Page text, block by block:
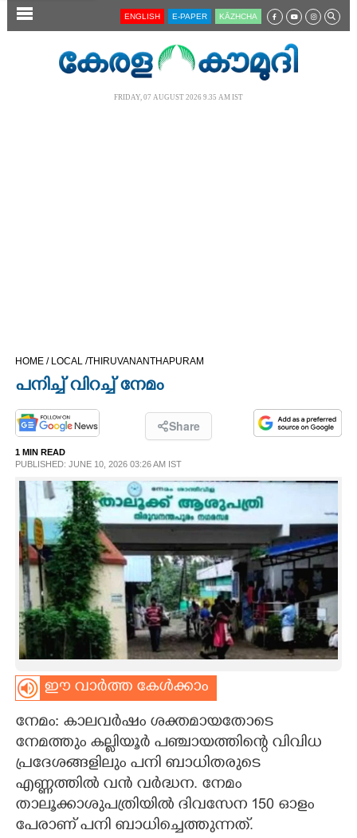
SECTIONS
OPINION
PHOTOS
LIFESTYLE
SPIRITUAL
INFO+
ART
ASTRO
CARTOONS
LITERATURE
ENGLISH E-PAPER KĀZHCHA
FRIDAY, 07 AUGUST 2026 9.35 AM IST
HOME / LOCAL /THIRUVANANTHAPURAM
പനിച്ച് വിറച്ച് നേമം
Share
1 MIN READ
PUBLISHED: JUNE 10, 2026 03:26 AM IST
ഈ വാർത്ത കേൾക്കാം
നേമം: കാലവർഷം ശക്തമായതോടെ
നേമത്തും കല്ലിയൂർ പഞ്ചായത്തിന്റെ വിവിധ
പ്രദേശങ്ങളിലും പനി ബാധിതരുടെ
എണ്ണത്തിൽ വൻ വർദ്ധന. നേമം
താലൂക്കാശുപത്രിയിൽ ദിവസേന 150 ഓളം
പേരാണ് പനി ബാധിച്ചെത്തുന്നത്.